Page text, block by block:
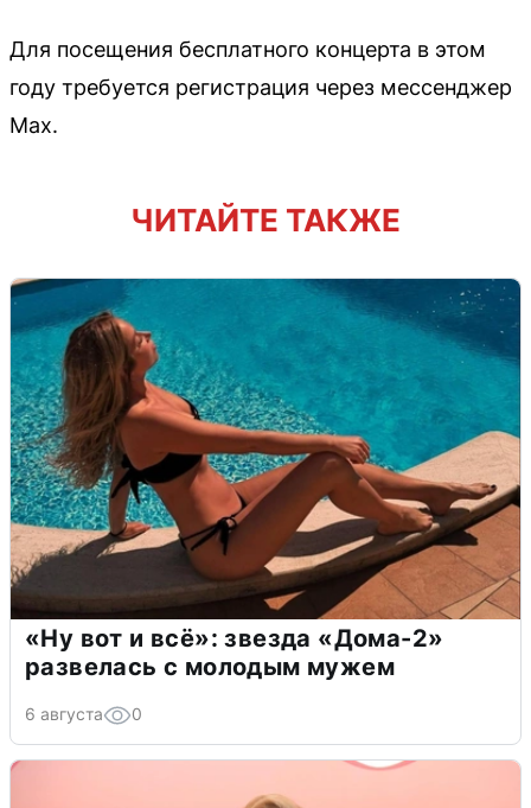
Для посещения бесплатного концерта в этом
году требуется регистрация через мессенджер
Max.
ЧИТАЙТЕ ТАКЖЕ
«Ну вот и всё»: звезда «Дома-2»
развелась с молодым мужем
6 августа 0